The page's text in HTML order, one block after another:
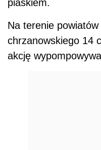
piaskiem.
Na terenie
chrzanowskiego 14
akcję